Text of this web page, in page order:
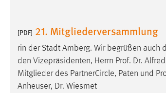
[PDF] 21. Mitgliederversammlung
rin der Stadt Amberg. Wir begrüßen auch
den Vizepräsidenten, Herrn Prof. Dr.
Mitglieder des PartnerCircle, Paten und
Anheuser, Dr. Wiesmet
Zweck:
Für performante
in diesem Cookie gespeichert,
eingeloggt ist.
Sprachpräferenz